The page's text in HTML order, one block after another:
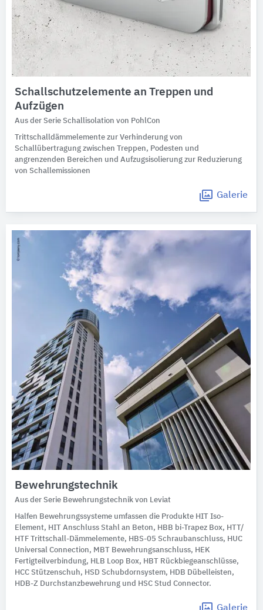
Schallschutzelemente an Treppen und
Aufzügen
Aus der Serie Schallisolation von PohlCon
Trittschalldämmelemente zur Verhinderung von
Schallübertragung zwischen Treppen, Podesten und
angrenzenden Bereichen und Aufzugsisolierung zur Reduzierung
von Schallemissionen
Galerie
Bewehrungstechnik
Aus der Serie Bewehrungstechnik von Leviat
Halfen Bewehrungssysteme umfassen die Produkte HIT Iso-
Element, HIT Anschluss Stahl an Beton, HBB bi-Trapez Box, HTT/
HTF Trittschall-Dämmelemente, HBS-05 Schraubanschluss, HUC
Universal Connection, MBT Bewehrungsanschluss, HEK
Fertigteilverbindung, HLB Loop Box, HBT Rückbiegeanschlüsse,
HCC Stützenschuh, HSD Schubdornsystem, HDB Dübelleisten,
HDB-Z Durchstanzbewehrung und HSC Stud Connector.